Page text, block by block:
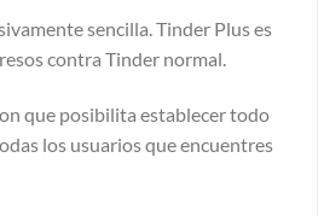
sencilla. Tinder Plus es
contra Tinder normal.
que posibilita establecer todo
los usuarios que encuentres